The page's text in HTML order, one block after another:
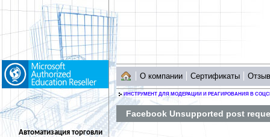
Автоматизация торговли
О компании Сертификаты
ИНСТРУМЕНТ ДЛЯ МОДЕРАЦИИ И РЕАГИРОВАНИЯ В
Facebook Unsupported post